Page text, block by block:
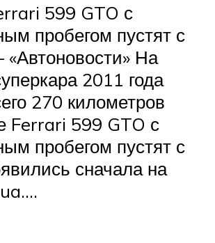
599 GTO с
пробегом пустят с
«Автоновости» На
2011 года
270 километров
Ferrari 599 GTO с
пробегом пустят с
сначала на